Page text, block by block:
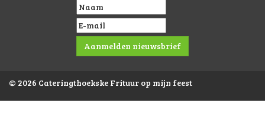
© 2026 Cateringthoekske Frituur op mijn feest